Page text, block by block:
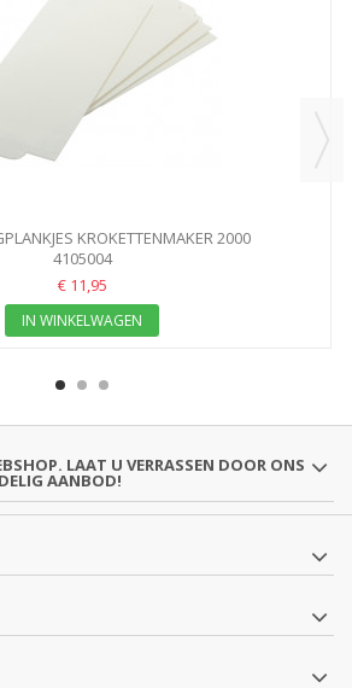
KROKETTENMAKER 2000
MILLECROQUETTES
4105004
€ 11,95
IN WINKELWAGEN
LAAT U VERRASSEN DOOR ONS
AANBOD!